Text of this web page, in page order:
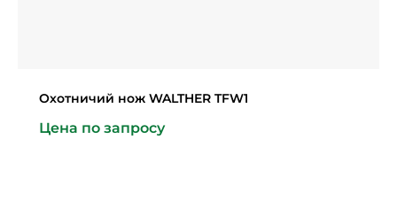
Охотничий нож WALTHER TFW1
Цена по запросу